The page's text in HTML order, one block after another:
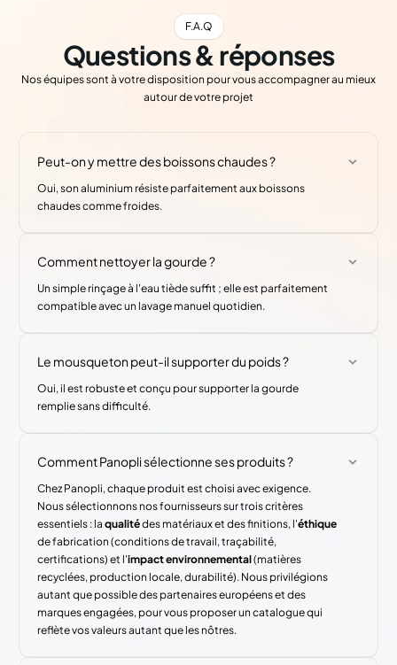
F.A.Q
Questions & réponses
Nos équipes sont à votre disposition pour vous accompagner au mieux
autour de votre projet
Peut-on y mettre des boissons chaudes ?
Oui, son aluminium résiste parfaitement aux boissons
chaudes comme froides.
Comment nettoyer la gourde ?
Un simple rinçage à l'eau tiède suffit ; elle est parfaitement
compatible avec un lavage manuel quotidien.
Le mousqueton peut-il supporter du poids ?
Oui, il est robuste et conçu pour supporter la gourde
remplie sans difficulté.
Comment Panopli sélectionne ses produits ?
Chez Panopli, chaque produit est choisi avec exigence.
Nous sélectionnons nos fournisseurs sur trois critères
essentiels : laqualitédes matériaux et des finitions, l'éthique
de fabrication (conditions de travail, traçabilité,
certifications) et l'impact environnemental(matières
recyclées, production locale, durabilité). Nous privilégions
autant que possible des partenaires européens et des
marques engagées, pour vous proposer un catalogue qui
reflète vos valeurs autant que les nôtres.